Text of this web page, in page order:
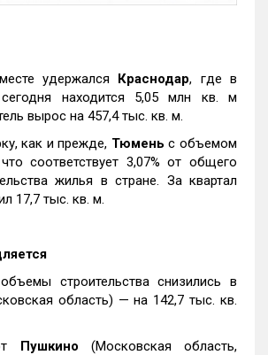
удержался Краснодар, где в
сегодня находится 5,05 млн кв. м
вырос на 457,4 тыс. кв. м.
как и прежде, Тюмень с объемом
соответствует 3,07% от общего
жилья в стране. За квартал
17,7 тыс. кв. м.
строительства снизились в
область) — на 142,7 тыс. кв.
Пушкино (Московская область,